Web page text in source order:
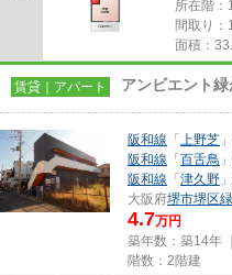
所在階：
間取り：
面積：
賃貸｜アパート アンビエント緑
阪和線 「 上野芝
阪和線 「 百舌鳥
阪和線 「 津久野
大阪府堺市堺区
4.7万円
築年数：築14年
階数：2階建